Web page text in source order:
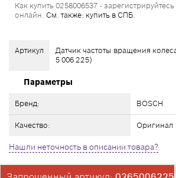
Артикул
Датчик частоты вращения
5 006 225)
Параметры
Бренд: BOSCH
Качество: Оригинал
Нашли неточность в описании товара?
Как купить 0258006537 -
онлайн. См. также: купить в СПБ.